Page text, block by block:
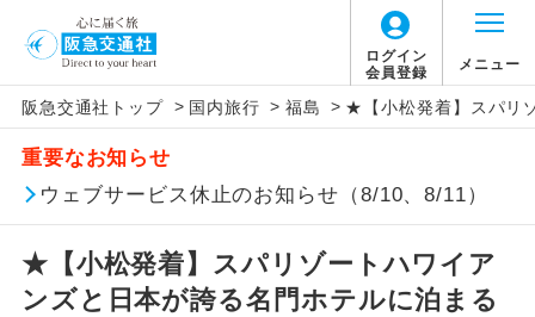
ログイン
会員登録
メニュー
阪急交通社トップ > 国内旅行 > 福島 > ★【小松発着】スパリ
重要なお知らせ
ウェブサービス休止のお知らせ（8/10、8/11）
★【小松発着】スパリゾートハワイア
ンズと日本が誇る名門ホテルに泊まる
【国内旅客施設使用料について】
旅行代金に国内旅客施設使用料は含まれてお
りません。別途お支払いが必要となります。
羽田空港往復：大人900円、子供900円
2026/10/6〜2027/6/4 羽田空港往復：大人
1,160円、子供1,160円
2027/6/5〜 羽田空港往復：大人1,180円、子
アイコン 説明
添乗員同行
往路出発空港（駅）から復路到着空港
（駅）まで同行します。
現地添乗員同
現地到着空港（駅）から最終日出発空港
（駅）まで添乗員が同行します。